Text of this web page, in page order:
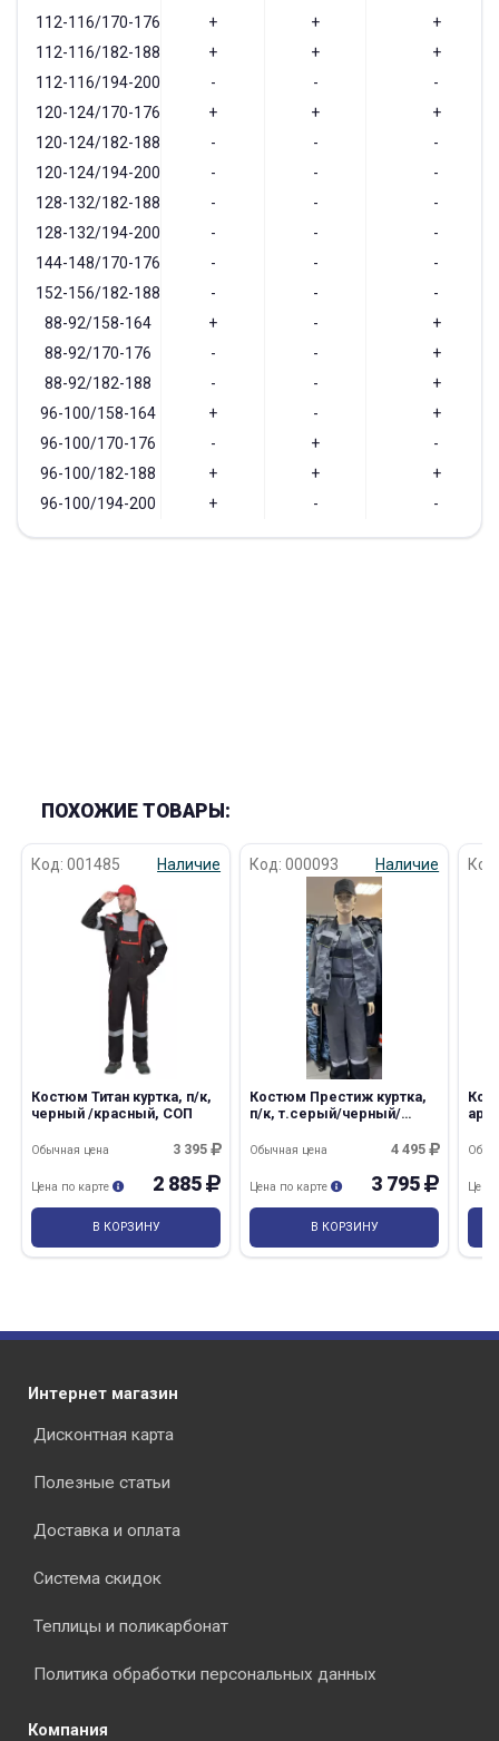
112-116/170-176
+ +
+
112-116/182-188
+ +
+
112-116/194-200
- -
-
120-124/170-176
+ +
+
120-124/182-188
- -
-
120-124/194-200
- -
-
128-132/182-188
- -
-
128-132/194-200
- -
-
144-148/170-176
- -
-
152-156/182-188
- -
-
88-92/158-164
+ -
+
88-92/170-176
- -
+
88-92/182-188
- -
+
96-100/158-164
+ -
+
96-100/170-176
- +
-
96-100/182-188
+ +
+
96-100/194-200
+ - -
ПОХОЖИЕ ТОВАРЫ:
Код: 001485 Наличие
Костюм Титан куртка, п/к,
черный /красный, СОП
3 395
Обычная цена
2 885
Цена по карте
В КОРЗИНУ
Код: 000093 Наличие
Костюм Престиж куртка,
п/к, т.серый/черный/
4 495
Обычная цена
3 795
Цена по карте
В КОРЗИНУ
Цена
Интернет магазин
Дисконтная карта
Полезные статьи
Доставка и оплата
Система скидок
Теплицы и поликарбонат
Политика обработки персональных данных
Компания